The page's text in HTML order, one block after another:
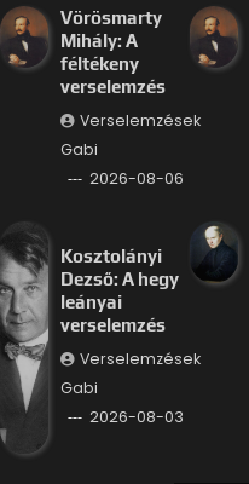
Vörösmarty
Mihály: A
féltékeny
verselemzés
Verselemzések
Gabi
2026-08-06
Kosztolányi
Dezső: A hegy
leányai
verselemzés
Verselemzések
Gabi
2026-08-03